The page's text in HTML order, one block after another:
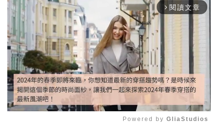
arrow_forward_ios 閱讀文章
Powered by GliaStudios